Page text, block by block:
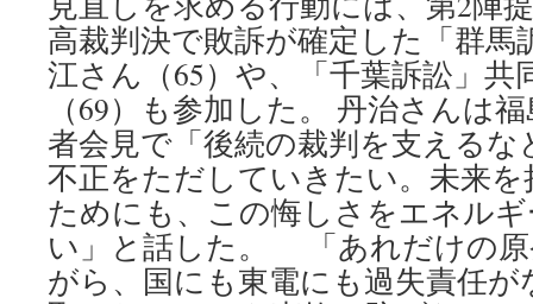
高裁判決で敗訴が確定した「群馬
江さん（65）や、「千葉訴訟」共
（69）も参加した。 丹治さんは
者会見で「後続の裁判を支える
不正をただしていきたい。未来
ためにも、この悔しさをエネル
い」と話した。 「あれだけの原
がら、国にも東電にも過失責任